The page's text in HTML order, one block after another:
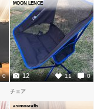
0
MOON LENCE
11 0
12
チェア
asimocrafts